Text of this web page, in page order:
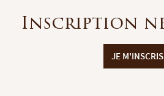
Inscription
JE M'INSCRIS